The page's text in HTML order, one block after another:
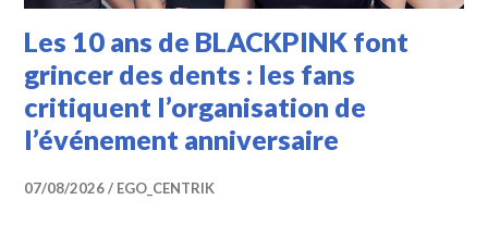
Les 10 ans de BLACKPINK font
grincer des dents : les fans
critiquent l’organisation de
l’événement anniversaire
07/08/2026 EGO_CENTRIK